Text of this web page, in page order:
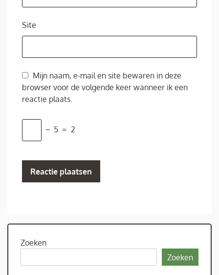
Site
Mijn naam, e-mail en site bewaren in deze
browser voor de volgende keer wanneer ik een
reactie plaats.
− 5 = 2
Zoeken
Zoeken